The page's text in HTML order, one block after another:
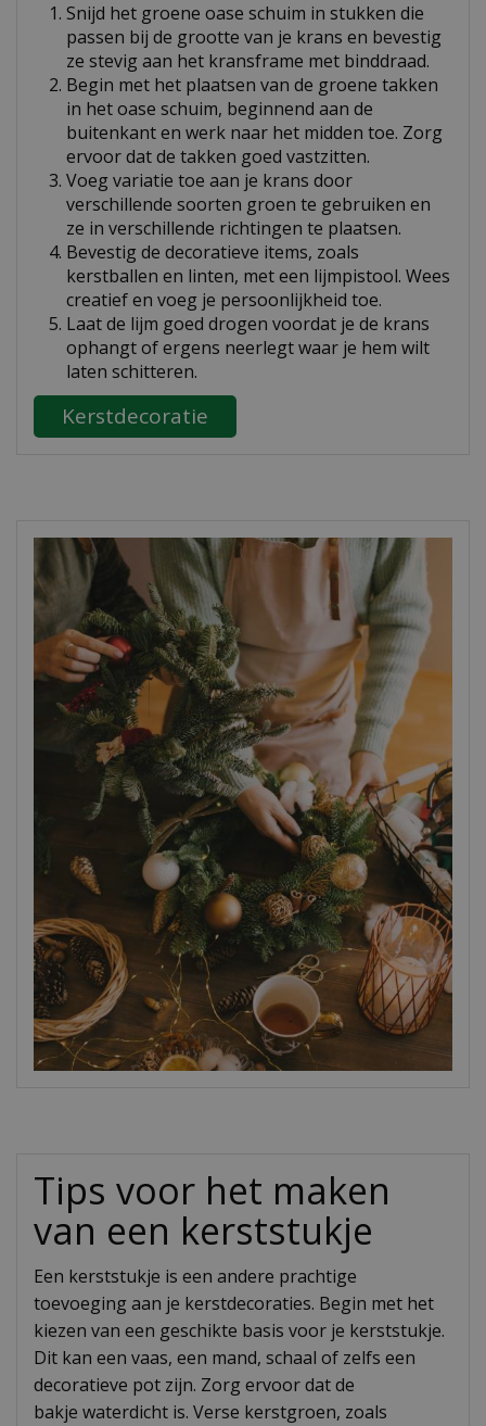
Snijd het groene oase schuim in stukken die
passen bij de grootte van je krans en bevestig
ze stevig aan het kransframe met binddraad.
Begin met het plaatsen van de groene takken
in het oase schuim, beginnend aan de
buitenkant en werk naar het midden toe. Zorg
ervoor dat de takken goed vastzitten.
Voeg variatie toe aan je krans door
verschillende soorten groen te gebruiken en
ze in verschillende richtingen te plaatsen.
Bevestig de decoratieve items, zoals
kerstballen en linten, met een lijmpistool. Wees
creatief en voeg je persoonlijkheid toe.
Laat de lijm goed drogen voordat je de krans
ophangt of ergens neerlegt waar je hem wilt
laten schitteren.
Kerstdecoratie
Tips voor het maken
van een kerststukje
Een kerststukje is een andere prachtige
toevoeging aan je kerstdecoraties. Begin met het
kiezen van een geschikte basis voor je kerststukje.
Dit kan een vaas, een mand, schaal of zelfs een
decoratieve pot zijn. Zorg ervoor dat de
bakje waterdicht is. Verse kerstgroen, zoals